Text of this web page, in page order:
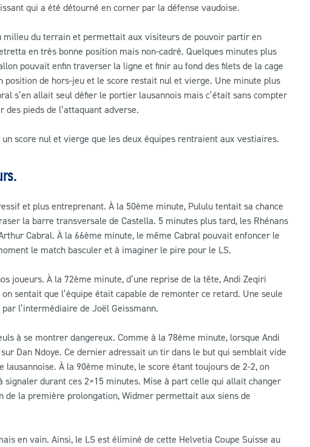
qui a été détourné en corner par la défense vaudoise.
du terrain et permettait aux visiteurs de pouvoir partir en
en très bonne position mais non-cadré. Quelques minutes plus
pouvait enfin traverser la ligne et finir au fond des filets de la cage
de hors-jeu et le score restait nul et vierge. Une minute plus
s’en allait seul défier le portier lausannois mais c’était sans compter
pieds de l’attaquant adverse.
score nul et vierge que les deux équipes rentraient aux vestiaires.
et plus entreprenant. À la 50ème minute, Pululu tentait sa chance
la barre transversale de Castella. 5 minutes plus tard, les Rhénans
Cabral. À la 66ème minute, le même Cabral pouvait enfoncer le
le match basculer et à imaginer le pire pour le LS.
joueurs. À la 72ème minute, d’une reprise de la tête, Andi Zeqiri
sentait que l’équipe était capable de remonter ce retard. Une seule
l’intermédiaire de Joël Geissmann.
à se montrer dangereux. Comme à la 78ème minute, lorsque Andi
Dan Ndoye. Ce dernier adressait un tir dans le but qui semblait vide
À la 90ème minute, le score étant toujours de 2-2, on
signaler durant ces 2×15 minutes. Mise à part celle qui allait changer
de la première prolongation, Widmer permettait aux siens de
en vain. Ainsi, le LS est éliminé de cette Helvetia Coupe Suisse au